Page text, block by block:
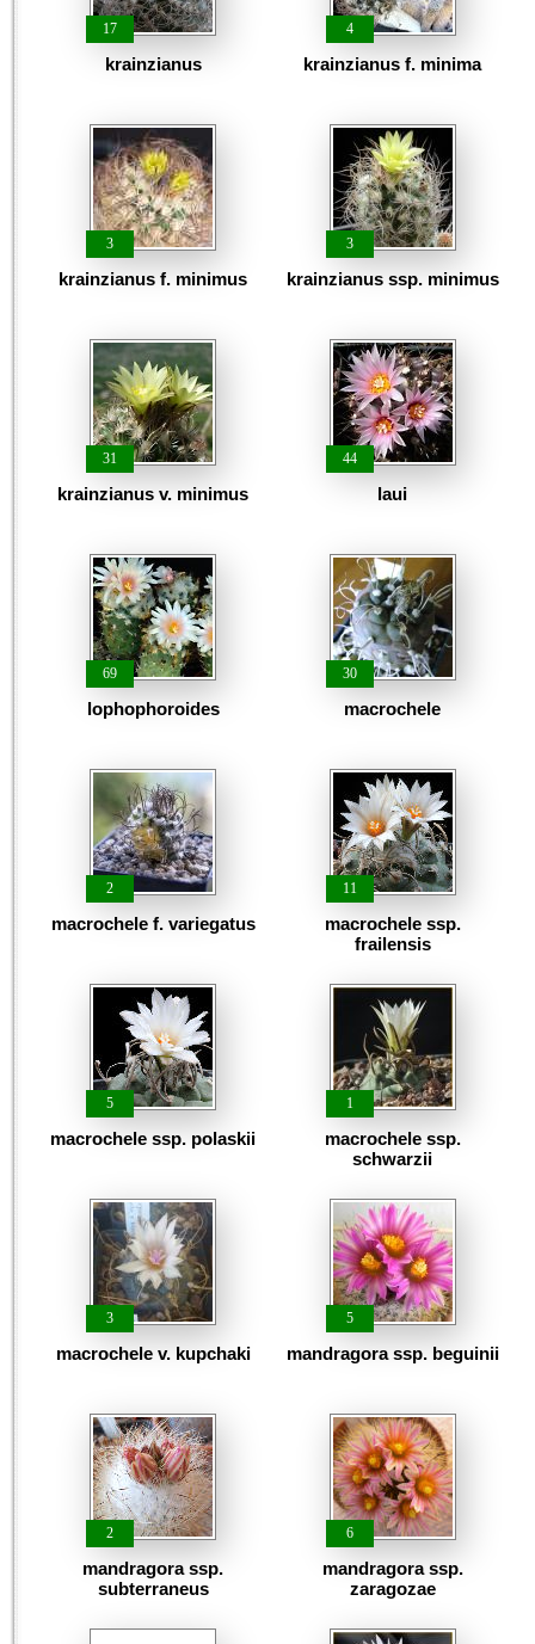
17
krainzianus
4
krainzianus f. minima
3
krainzianus f. minimus
3
krainzianus ssp. minimus
31
krainzianus v. minimus
44
laui
69
lophophoroides
30
macrochele
2
macrochele f. variegatus
11
macrochele ssp.
frailensis
5
macrochele ssp. polaskii
1
macrochele ssp.
schwarzii
3
macrochele v. kupchaki
5
mandragora ssp. beguinii
2
mandragora ssp.
subterraneus
6
mandragora ssp.
zaragozae